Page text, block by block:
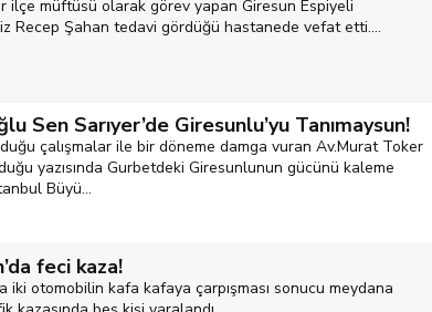
ilçe müftüsü olarak görev yapan Giresun Espiyeli
Recep Şahan tedavi gördüğü hastanede vefat etti....
Sen Sarıyer’de Giresunlu’yu Tanımaysun!
çalışmalar ile bir döneme damga vuran Av.Murat Toker
yazısında Gurbetdeki Giresunlunun gücünü kaleme
Büyü...
feci kaza!
iki otomobilin kafa kafaya çarpışması sonucu meydana